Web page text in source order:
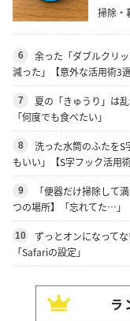
掃除・
6
余った「ダブルクリ
減った」【意外な活用術3選
7
夏の「きゅうり」は
「何度でも食べたい」
8
洗った水筒のふたをS
もいい」【S字フック活用術
9
「便器だけ掃除して
つの場所】「忘れてた…」
10
ずっとオンになって
「Safariの設定」
ラ